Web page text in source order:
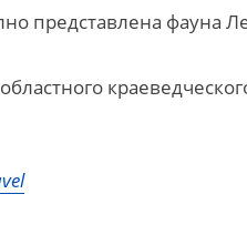
представлена фауна